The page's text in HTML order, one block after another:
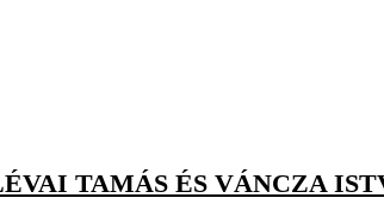
TAMÁS ÉS VÁNCZA